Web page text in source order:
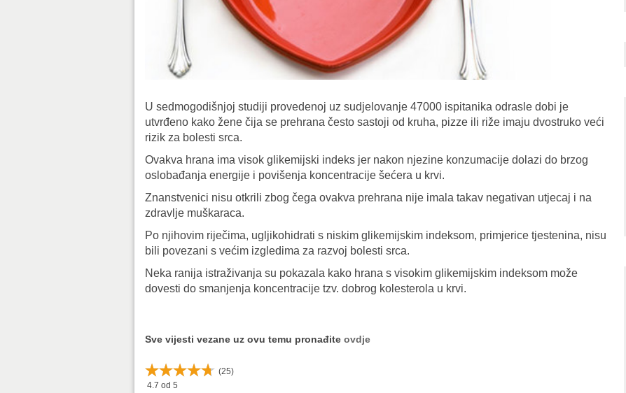
U sedmogodišnjoj studiji provedenoj uz sudjelovanje 47000 ispitanika odrasle dobi je
utvrđeno kako žene čija se prehrana često sastoji od kruha, pizze ili riže imaju dvostruko veći
rizik za bolesti srca.
Ovakva hrana ima visok glikemijski indeks jer nakon njezine konzumacije dolazi do brzog
oslobađanja energije i povišenja koncentracije šećera u krvi.
Znanstvenici nisu otkrili zbog čega ovakva prehrana nije imala takav negativan utjecaj i na
zdravlje muškaraca.
Po njihovim riječima, ugljikohidrati s niskim glikemijskim indeksom, primjerice tjestenina, nisu
bili povezani s većim izgledima za razvoj bolesti srca.
Neka ranija istraživanja su pokazala kako hrana s visokim glikemijskim indeksom može
dovesti do smanjenja koncentracije tzv. dobrog kolesterola u krvi.
Sve vijesti vezane uz ovu temu pronađite ovdje
(25)
4.7 od 5